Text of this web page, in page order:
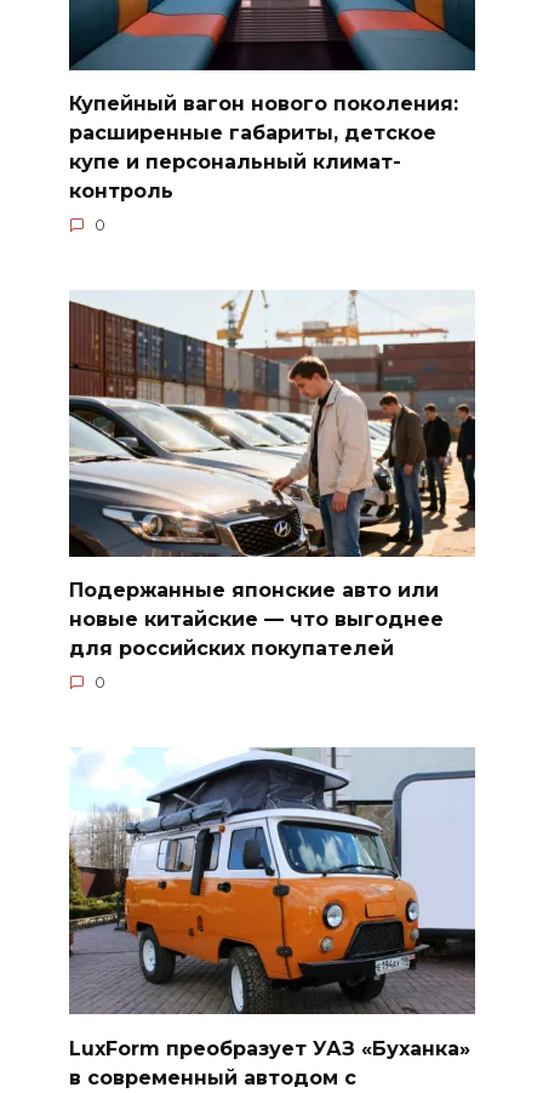
Купейный вагон нового поколения:
расширенные габариты, детское
купе и персональный климат-
контроль
0
Подержанные японские авто или
новые китайские — что выгоднее
для российских покупателей
0
LuxForm преобразует УАЗ «Буханка»
в современный автодом с